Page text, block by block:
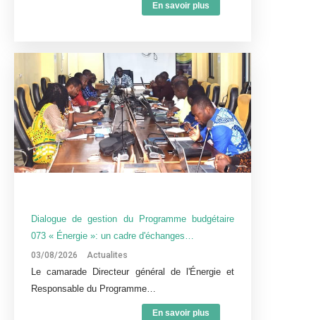
En savoir plus
Dialogue de gestion du Programme budgétaire
073 « Énergie »: un cadre d'échanges…
03/08/2026 Actualites
Le camarade Directeur général de l'Énergie et
Responsable du Programme…
En savoir plus